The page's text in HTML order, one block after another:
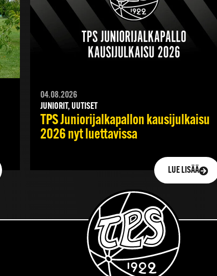
04.08.2026
JUNIORIT, UUTISET
TPS Juniorijalkapallon kausijulkaisu
2026 nyt luettavissa
LUE LISÄÄ